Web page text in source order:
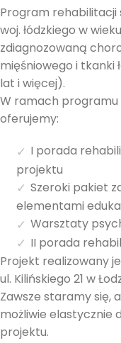
Program rehabilitacji
woj. łódzkiego w
zdiagnozowaną
mięśniowego i tkanki
lat i więcej).
W ramach
oferujemy:
I porada
projektu
Szeroki pakiet
elementami
Warsztaty
II porada
Projekt realizowany
ul. Kilińskiego 21 w
Zawsze staramy się,
możliwie elastycznie
projektu.